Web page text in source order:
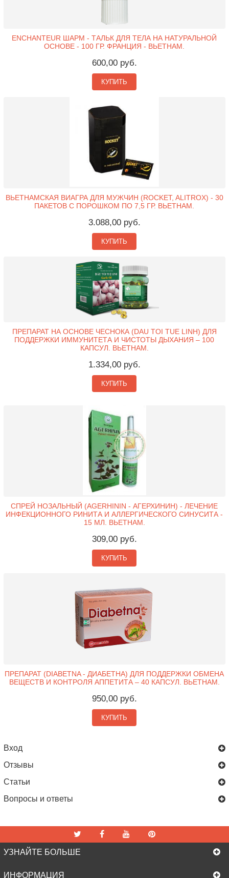
ENCHANTEUR ШАРМ - ТАЛЬК ДЛЯ ТЕЛА НА НАТУРАЛЬНОЙ
ОСНОВЕ - 100 ГР. ФРАНЦИЯ - ВЬЕТНАМ.
600,00 руб.
КУПИТЬ
ВЬЕТНАМСКАЯ ВИАГРА ДЛЯ МУЖЧИН (ROCKET, ALITROX) - 30
ПАКЕТОВ С ПОРОШКОМ ПО 7,5 ГР. ВЬЕТНАМ.
3.088,00 руб.
КУПИТЬ
ПРЕПАРАТ НА ОСНОВЕ ЧЕСНОКА (DAU TOI TUE LINH) ДЛЯ
ПОДДЕРЖКИ ИММУНИТЕТА И ЧИСТОТЫ ДЫХАНИЯ – 100
КАПСУЛ. ВЬЕТНАМ.
1.334,00 руб.
КУПИТЬ
СПРЕЙ НОЗАЛЬНЫЙ (AGERHININ - АГЕРХИНИН) - ЛЕЧЕНИЕ
ИНФЕКЦИОННОГО РИНИТА И АЛЛЕРГИЧЕСКОГО СИНУСИТА -
15 МЛ. ВЬЕТНАМ.
309,00 руб.
КУПИТЬ
ПРЕПАРАТ (DIABETNA - ДИАБЕТНА) ДЛЯ ПОДДЕРЖКИ ОБМЕНА
ВЕЩЕСТВ И КОНТРОЛЯ АППЕТИТА – 40 КАПСУЛ. ВЬЕТНАМ.
950,00 руб.
КУПИТЬ
Вход
Отзывы
Статьи
Вопросы и ответы
УЗНАЙТЕ БОЛЬШЕ
ИНФОРМАЦИЯ